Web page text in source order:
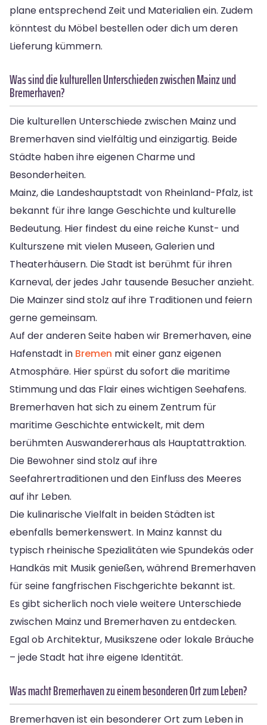
plane entsprechend Zeit und Materialien ein. Zudem
könntest du Möbel bestellen oder dich um deren
Lieferung kümmern.
Was sind die kulturellen Unterschieden zwischen Mainz und
Bremerhaven?
Die kulturellen Unterschiede zwischen Mainz und
Bremerhaven sind vielfältig und einzigartig. Beide
Städte haben ihre eigenen Charme und
Besonderheiten.
Mainz, die Landeshauptstadt von Rheinland-Pfalz, ist
bekannt für ihre lange Geschichte und kulturelle
Bedeutung. Hier findest du eine reiche Kunst- und
Kulturszene mit vielen Museen, Galerien und
Theaterhäusern. Die Stadt ist berühmt für ihren
Karneval, der jedes Jahr tausende Besucher anzieht.
Die Mainzer sind stolz auf ihre Traditionen und feiern
gerne gemeinsam.
Auf der anderen Seite haben wir Bremerhaven, eine
Hafenstadt in Bremen mit einer ganz eigenen
Atmosphäre. Hier spürst du sofort die maritime
Stimmung und das Flair eines wichtigen Seehafens.
Bremerhaven hat sich zu einem Zentrum für
maritime Geschichte entwickelt, mit dem
berühmten Auswandererhaus als Hauptattraktion.
Die Bewohner sind stolz auf ihre
Seefahrertraditionen und den Einfluss des Meeres
auf ihr Leben.
Die kulinarische Vielfalt in beiden Städten ist
ebenfalls bemerkenswert. In Mainz kannst du
typisch rheinische Spezialitäten wie Spundekäs oder
Handkäs mit Musik genießen, während Bremerhaven
für seine fangfrischen Fischgerichte bekannt ist.
Es gibt sicherlich noch viele weitere Unterschiede
zwischen Mainz und Bremerhaven zu entdecken.
Egal ob Architektur, Musikszene oder lokale Bräuche
– jede Stadt hat ihre eigene Identität.
Was macht Bremerhaven zu einem besonderen Ort zum Leben?
Bremerhaven ist ein besonderer Ort zum Leben in